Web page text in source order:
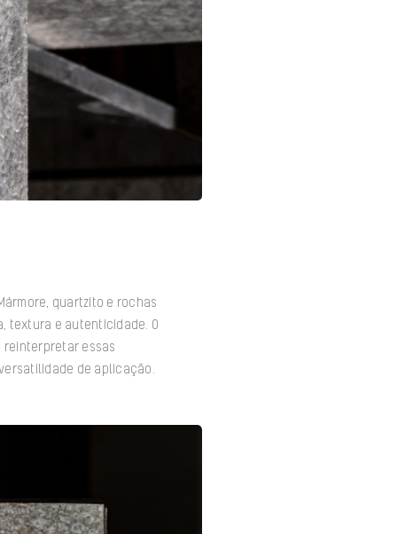
quartzito e rochas
textura e autenticidade. O
reinterpretar essas
de aplicação.